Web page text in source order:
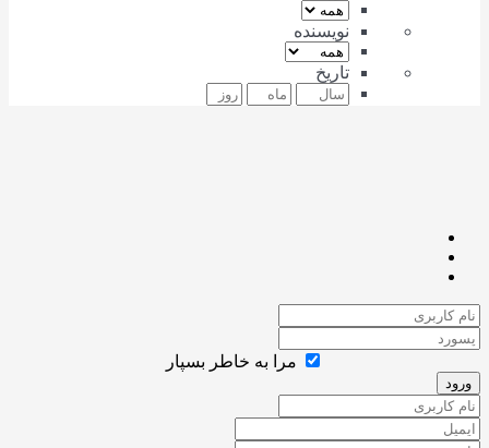
نویسنده
تاریخ
مرا به خاطر بسپار